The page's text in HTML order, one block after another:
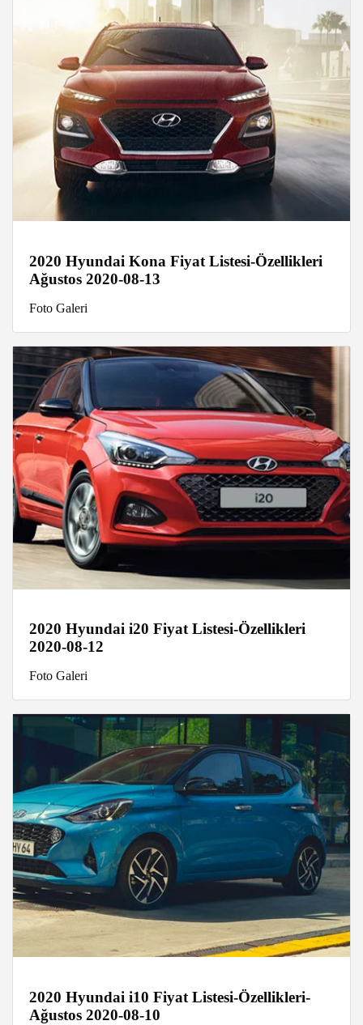
2020 Hyundai Kona Fiyat Listesi-Özellikleri
Ağustos 2020-08-13
Foto Galeri
2020 Hyundai i20 Fiyat Listesi-Özellikleri
2020-08-12
Foto Galeri
2020 Hyundai i10 Fiyat Listesi-Özellikleri-
Ağustos 2020-08-10